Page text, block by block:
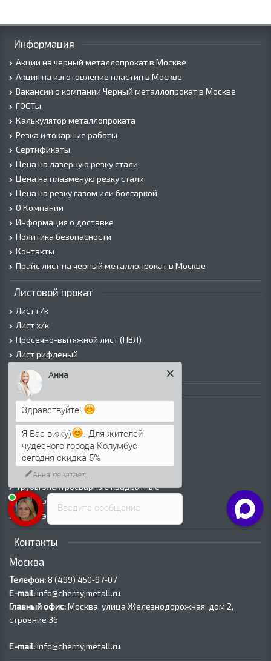
Информация
Акции на черный металлопрокат в Москве
Акция на изготовление пластин в Москве
Вакансии о компании Черный металлопрокат в Москве
ГОСТы
Калькулятор металлопроката
Резка и токарные работы
Сертификаты
Цена на лазерную резку стали
Цена на плазменую резку стали
Цена на резку газом или болгаркой
О Компании
Информация о доставке
Политика безопасности
Контакты
Прайс лист на черный металлопрокат в Москве
Листовой прокат
Лист г/к
Лист х/к
Просечно-вытяжной лист (ПВЛ)
Лист рифленый
Лист оцинкованный
Трубы
Трубы горячедеформированные
Труба холоднодеформированная
Трубы ВГП (Водогазопроводные)
Трубы ВГП оцинкованные
Трубы электросварные круглые
Трубы электросварные квадратные
Трубы электросварные прямоугольные
Трубы электросварные оцинкованные
Контакты
Москва
Телефон:8 (499) 450‑97-07
E-mail:info@chernyjmetall.ru
Главный офис:Москва, улица Железнодорожная, дом 2,
строение 36
E-mail:info@chernyjmetall.ru
Введите сообщение
Анна
Здравствуйте!
Я Вас вижу)
. Для жителей
чудесного города Колумбус
сегодня скидка 5%
Анна печатает...